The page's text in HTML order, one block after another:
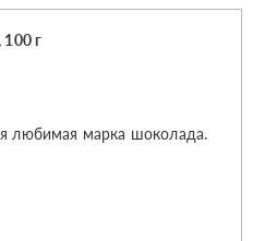
г
любимая марка шоколада.